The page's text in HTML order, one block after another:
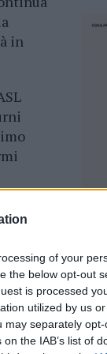
of your
the below opt-out
is processed
utilized by us
may separately
the IAB’s list of
in
di
allo
tali